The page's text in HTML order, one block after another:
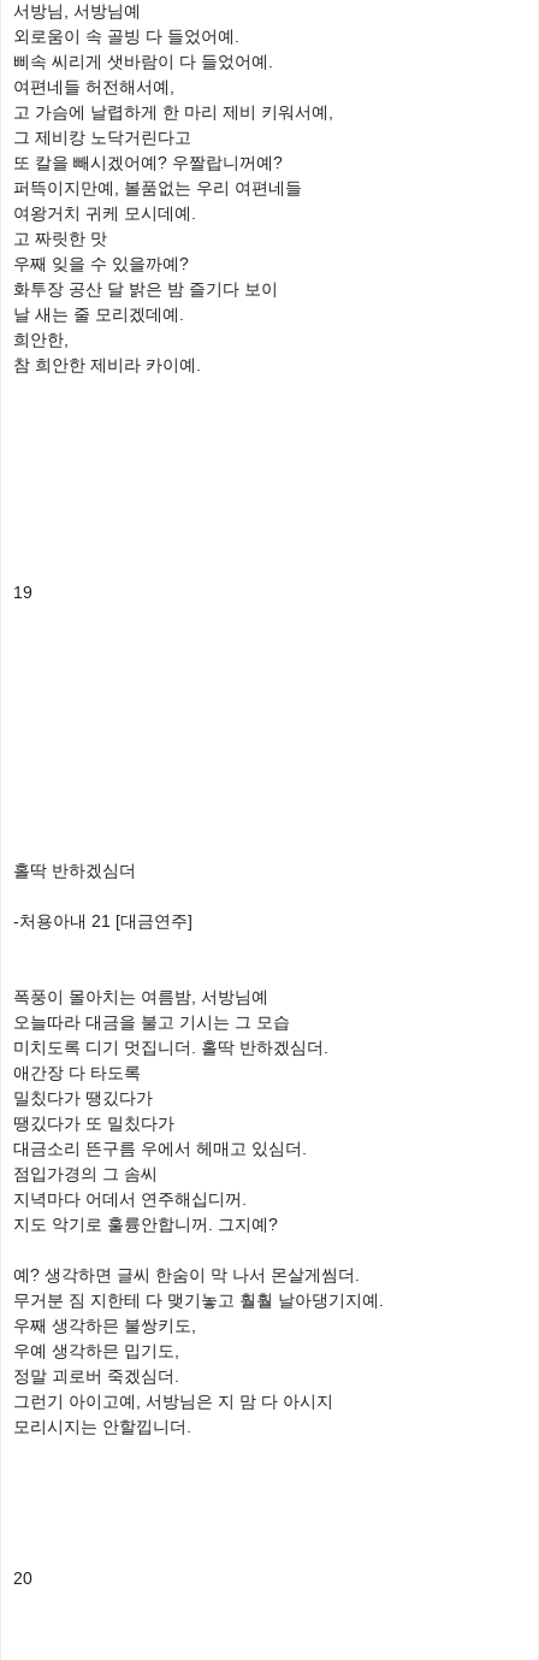
서방님, 서방님예
외로움이 속 골빙 다 들었어예.
삐속 씨리게 샛바람이 다 들었어예.
여편네들 허전해서예,
고 가슴에 날렵하게 한 마리 제비 키워서예,
그 제비캉 노닥거린다고
또 칼을 빼시겠어예? 우짤랍니꺼예?
퍼뜩이지만예, 볼품없는 우리 여편네들
여왕거치 귀케 모시데예.
고 짜릿한 맛
우째 잊을 수 있을까예?
화투장 공산 달 밝은 밤 즐기다 보이
날 새는 줄 모리겠데예.
희안한,
참 희안한 제비라 카이예.
19
홀딱 반하겠심더
-처용아내 21 [대금연주]
폭풍이 몰아치는 여름밤, 서방님예
오늘따라 대금을 불고 기시는 그 모습
미치도록 디기 멋집니더. 홀딱 반하겠심더.
애간장 다 타도록
밀칬다가 땡깄다가
땡깄다가 또 밀칬다가
대금소리 뜬구름 우에서 헤매고 있심더.
점입가경의 그 솜씨
지녁마다 어데서 연주해십디꺼.
지도 악기로 훌륭안합니꺼. 그지예?
예? 생각하면 글씨 한숨이 막 나서 몬살게씸더.
무거분 짐 지한테 다 맺기놓고 훨훨 날아댕기지예.
우째 생각하믄 불쌍키도,
우예 생각하믄 밉기도,
정말 괴로버 죽겠심더.
그런기 아이고예, 서방님은 지 맘 다 아시지
모리시지는 안할낍니더.
20